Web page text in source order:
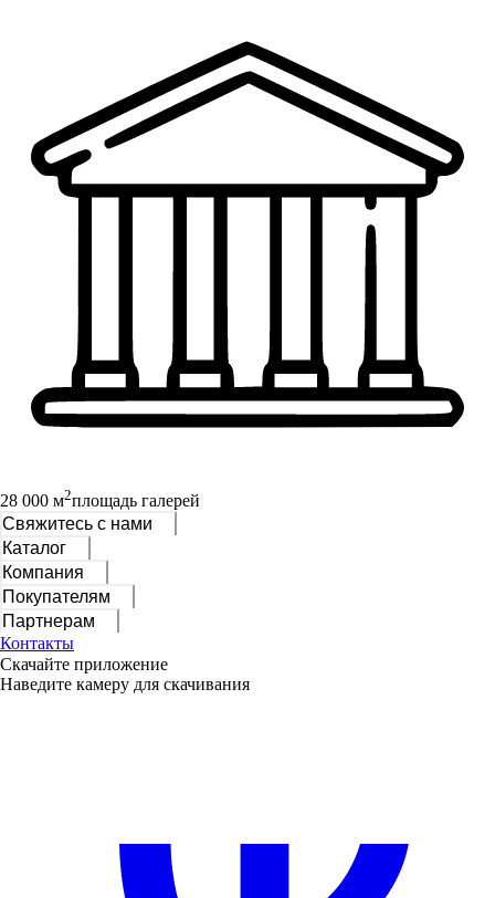
28 000 м2площадь галерей
Свяжитесь с нами
Каталог
Компания
Покупателям
Партнерам
Контакты
Скачайте приложение
Наведите камеру для скачивания